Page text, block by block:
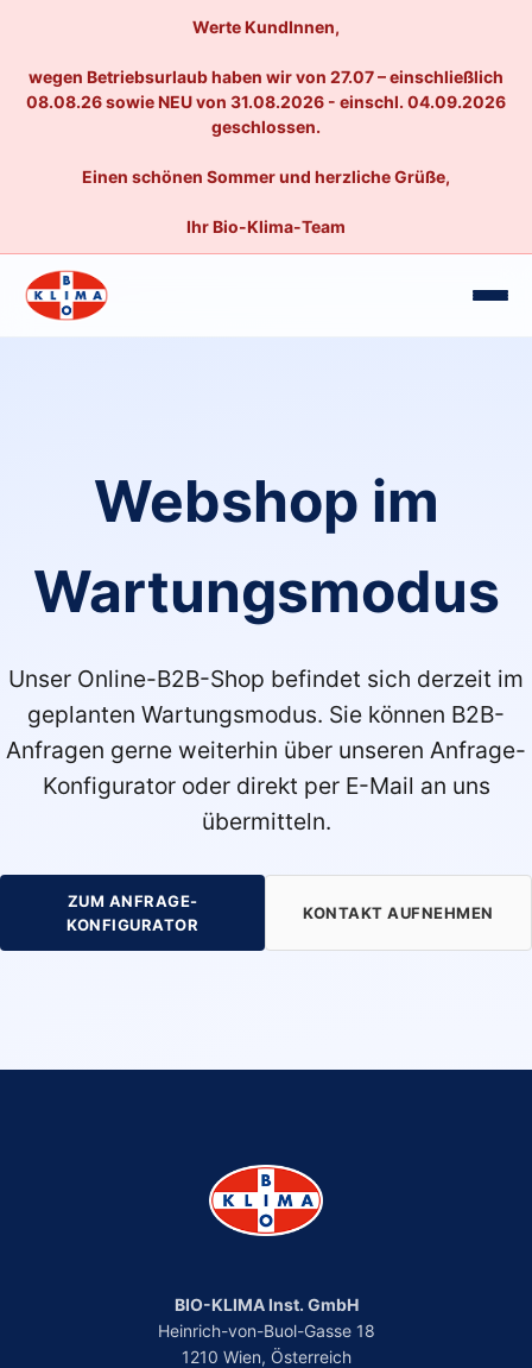
Werte KundInnen,
wegen Betriebsurlaub haben wir von 27.07 – einschließlich
08.08.26 sowie NEU von 31.08.2026 - einschl. 04.09.2026
geschlossen.
Einen schönen Sommer und herzliche Grüße,
Ihr Bio-Klima-Team
Webshop im
Wartungsmodus
Unser Online-B2B-Shop befindet sich derzeit im
geplanten Wartungsmodus. Sie können B2B-
Anfragen gerne weiterhin über unseren Anfrage-
Konfigurator oder direkt per E-Mail an uns
übermitteln.
ZUM ANFRAGE-
KONFIGURATOR
KONTAKT AUFNEHMEN
BIO-KLIMA Inst. GmbH
Heinrich-von-Buol-Gasse 18
1210 Wien, Österreich